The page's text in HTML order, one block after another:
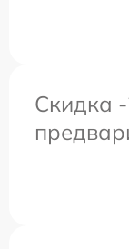
Скидка